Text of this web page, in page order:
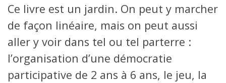
Ce livre est un jardin. On peut y marcher
de façon linéaire, mais on peut aussi
aller y voir dans tel ou tel parterre :
l’organisation d’une démocratie
participative de 2 ans à 6 ans, le jeu, la